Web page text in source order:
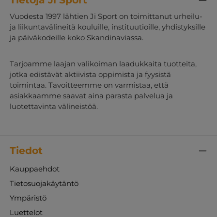
muodostavat yhdessä monipuolisen
rakennussarjan, jota voidaan käyttää erilaisten
mielikuvituksellisten rakennelmien ja
liikuntaratojen luomiseen.Vahvista motorisia
taitoja ja mielikuvitustaTämän
rakentaa, leikkiä ja kehittää motorisia taitojaan
hauskalla ja innostavalla tavalla. Lapset voivat
tasapainotella sillalla parantaakseen
koordinaatiotaan, ryömiä palkin alta tai käyttää
palikoita mielikuvituksellisiin roolileikkeihin.
Vaahtopalikat tarjoavat mahdollisuuksia sekä
vastaamaan koulujen ja laitosten korkeita
kestävyytensä ansiosta tämä rakennussarja on
sijoitus, joka tuo iloa ja kehitystä kaikenikäisille
lapsille. Sarja on suosittu kouluissa,
päiväkodeissa ja laitoksissa, joissa sitä
käytetään päivittäin lasten mielikuvituksen ja
Vuodesta 1997 lähtien Ji Sport on toimittanut urheilu-
ja liikuntavälineitä kouluille, instituutioille, yhdistyksille
ja päiväkodeille koko Skandinaviassa.
Tarjoamme laajan valikoiman laadukkaita tuotteita,
jotka edistävät aktiivista oppimista ja fyysistä
toimintaa. Tavoitteemme on varmistaa, että
asiakkaamme saavat aina parasta palvelua ja
luotettavinta välineistöä.
Tiedot
Kauppaehdot
Tietosuojakäytäntö
Ympäristö
Luettelot